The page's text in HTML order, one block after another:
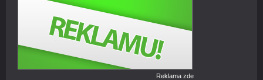
Reklama zde